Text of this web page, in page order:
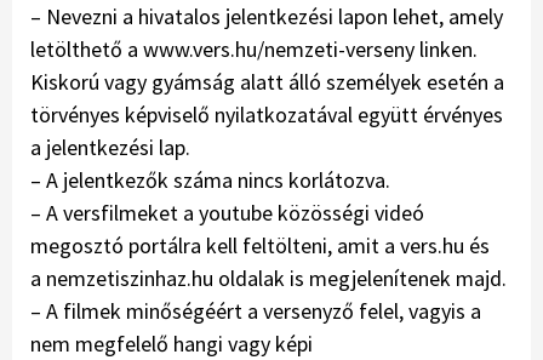
– Nevezni a hivatalos jelentkezési lapon lehet, amely
letölthető a www.vers.hu/nemzeti-verseny linken.
Kiskorú vagy gyámság alatt álló személyek esetén a
törvényes képviselő nyilatkozatával együtt érvényes
a jelentkezési lap.
– A jelentkezők száma nincs korlátozva.
– A versfilmeket a youtube közösségi videó
megosztó portálra kell feltölteni, amit a vers.hu és
a nemzetiszinhaz.hu oldalak is megjelenítenek majd.
– A filmek minőségéért a versenyző felel, vagyis a
nem megfelelő hangi vagy képi